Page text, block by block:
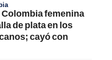
femenina
de plata en los
cayó con